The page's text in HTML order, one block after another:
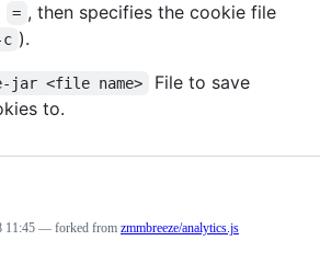
= , then specifies the cookie file
c ).
jar <file name>
File to save
to.
11:45 — forked from zmmbreeze/analytics.js